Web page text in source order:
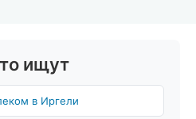
ищут
в Иргели